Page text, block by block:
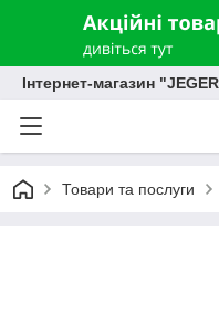
Інтернет-магазин
Товари та послуги